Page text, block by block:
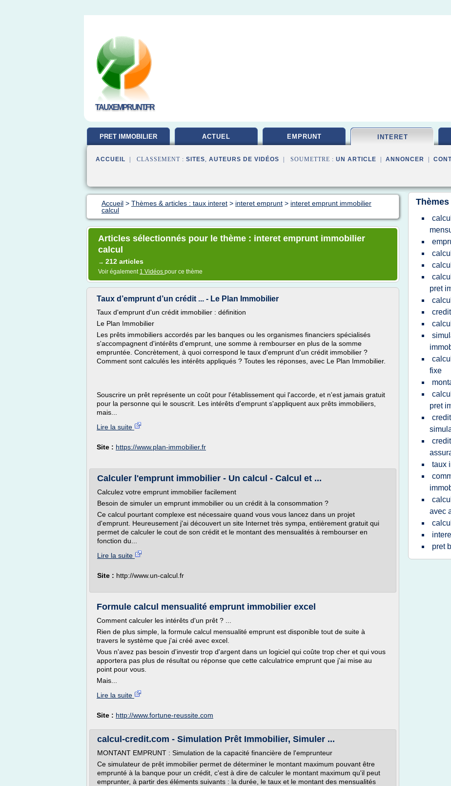
TAUXEMPRUNT.FR
PRET IMMOBILIER ACTUEL EMPRUNT INTERET
ACCUEIL | CLASSEMENT : SITES, AUTEURS DE VIDÉOS | SOUMETTRE : UN ARTICLE ANNONCER
Accueil > Thèmes & articles : taux interet > interet emprunt > interet emprunt immobilier
calcul
Articles sélectionnés pour le thème : interet emprunt immobilier
calcul
→ 212 articles
Voir également 1 Vidéos pour ce thème
Taux d’emprunt d’un crédit ... - Le Plan Immobilier
Taux d'emprunt d'un crédit immobilier : définition
Le Plan Immobilier
Les prêts immobiliers accordés par les banques ou les organismes financiers spécialisés
s'accompagnent d'intérêts d'emprunt, une somme à rembourser en plus de la somme
empruntée. Concrètement, à quoi correspond le taux d'emprunt d'un crédit immobilier ?
Comment sont calculés les intérêts appliqués ? Toutes les réponses, avec Le Plan Immobilier.
Souscrire un prêt représente un coût pour l'établissement qui l'accorde, et n'est jamais gratuit
pour la personne qui le souscrit. Les intérêts d'emprunt s'appliquent aux prêts immobiliers,
mais...
Lire la suite
Site : https://www.plan-immobilier.fr
Calculer l'emprunt immobilier - Un calcul - Calcul et ...
Calculez votre emprunt immobilier facilement
Besoin de simuler un emprunt immobilier ou un crédit à la consommation ?
Ce calcul pourtant complexe est nécessaire quand vous vous lancez dans un projet
d'emprunt. Heureusement j'ai découvert un site Internet très sympa, entièrement gratuit qui
permet de calculer le cout de son crédit et le montant des mensualités à rembourser en
fonction du...
Lire la suite
Site : http://www.un-calcul.fr
Formule calcul mensualité emprunt immobilier excel
Comment calculer les intérêts d'un prêt ? ...
Rien de plus simple, la formule calcul mensualité emprunt est disponible tout de suite à
travers le système que j'ai créé avec excel.
Vous n'avez pas besoin d'investir trop d'argent dans un logiciel qui coûte trop cher et qui vous
apportera pas plus de résultat ou réponse que cette calculatrice emprunt que j'ai mise au
point pour vous.
Mais...
Lire la suite
Site : http://www.fortune-reussite.com
calcul-credit.com - Simulation Prêt Immobilier, Simuler ...
MONTANT EMPRUNT : Simulation de la capacité financière de l'emprunteur
Ce simulateur de prêt immobilier permet de déterminer le montant maximum pouvant être
emprunté à la banque pour un crédit, c'est à dire de calculer le montant maximum qu'il peut
emprunter, à partir des éléments suivants : la durée, le taux et le montant des mensualités
pret
fixe
pret
taux
avec
pret